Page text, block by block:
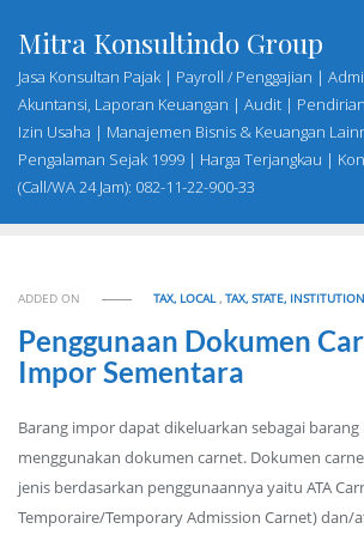
content
Mitra Konsultindo Group
Jasa Konsultan Pajak | Payroll / Penggajian |
Akuntansi, Laporan Keuangan | Audit |
Izin Usaha | Manajemen Bisnis & Keuangan
Pengalaman Sejak 1999 | Harga Terjangkau |
(Call/WA 24 Jam): 082-11-22-900-33
ADDED ON TAX, LOCAL,TAX, STATE, INSTITUTION
Penggunaan Dokumen
Impor Sementara
Barang impor dapat dikeluarkan sebagai
menggunakan dokumen carnet. Dokumen
jenis berdasarkan penggunaannya yaitu ATA
Temporaire/Temporary Admission Carnet) dan/